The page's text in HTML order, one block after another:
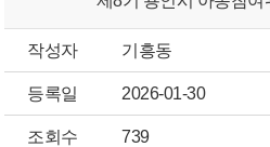
작성자 기흥동
등록일 2026-01-30
조회수 739